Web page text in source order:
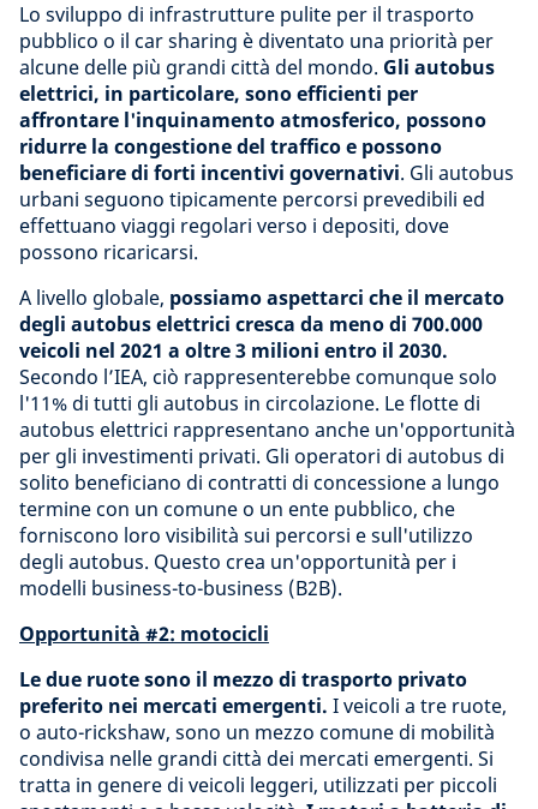
Lo sviluppo di infrastrutture pulite per il trasporto
pubblico o il car sharing è diventato una priorità per
alcune delle più grandi città del mondo. Gli autobus
elettrici, in particolare, sono efficienti per
affrontare l'inquinamento atmosferico, possono
ridurre la congestione del traffico e possono
beneficiare di forti incentivi governativi. Gli autobus
urbani seguono tipicamente percorsi prevedibili ed
effettuano viaggi regolari verso i depositi, dove
possono ricaricarsi.
A livello globale, possiamo aspettarci che il mercato
degli autobus elettrici cresca da meno di 700.000
veicoli nel 2021 a oltre 3 milioni entro il 2030.
Secondo l’IEA, ciò rappresenterebbe comunque solo
l'11% di tutti gli autobus in circolazione. Le flotte di
autobus elettrici rappresentano anche un'opportunità
per gli investimenti privati. Gli operatori di autobus di
solito beneficiano di contratti di concessione a lungo
termine con un comune o un ente pubblico, che
forniscono loro visibilità sui percorsi e sull'utilizzo
degli autobus. Questo crea un'opportunità per i
modelli business-to-business (B2B).
Opportunità #2: motocicli
Le due ruote sono il mezzo di trasporto privato
preferito nei mercati emergenti. I veicoli a tre ruote,
o auto-rickshaw, sono un mezzo comune di mobilità
condivisa nelle grandi città dei mercati emergenti. Si
tratta in genere di veicoli leggeri, utilizzati per piccoli